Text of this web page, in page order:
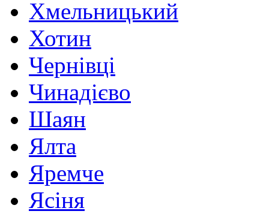
Хмельницький
Хотин
Чернівці
Чинадієво
Шаян
Ялта
Яремче
Ясіня